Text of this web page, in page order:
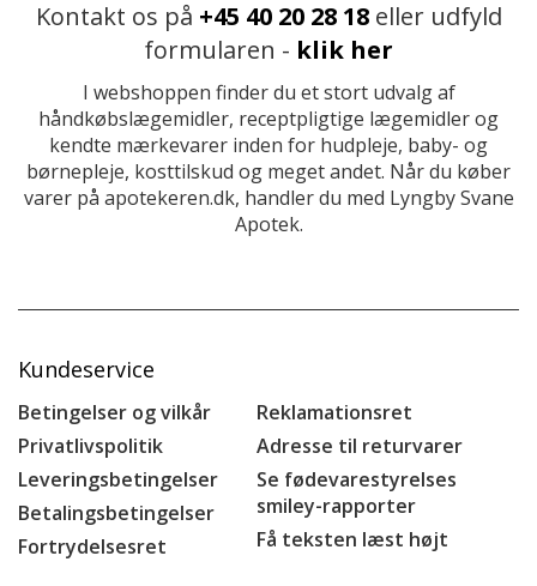
Kontakt os på +45 40 20 28 18eller udfyld
formularen - klik her
I webshoppen finder du et stort udvalg af
håndkøbslægemidler, receptpligtige lægemidler og
kendte mærkevarer inden for hudpleje, baby- og
børnepleje, kosttilskud og meget andet. Når du køber
varer på apotekeren.dk, handler du med Lyngby Svane
Apotek.
Kundeservice
Betingelser og vilkår
Privatlivspolitik
Leveringsbetingelser
Betalingsbetingelser
Fortrydelsesret
Reklamationsret
Adresse til returvarer
Se fødevarestyrelses
smiley-rapporter
Få teksten læst højt